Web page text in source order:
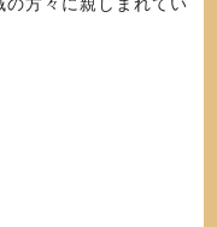
方々に親しまれてい